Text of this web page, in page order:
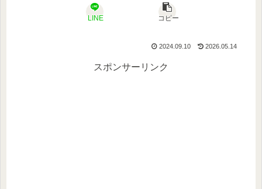
LINE コピー
2024.09.10 2026.05.14
スポンサーリンク